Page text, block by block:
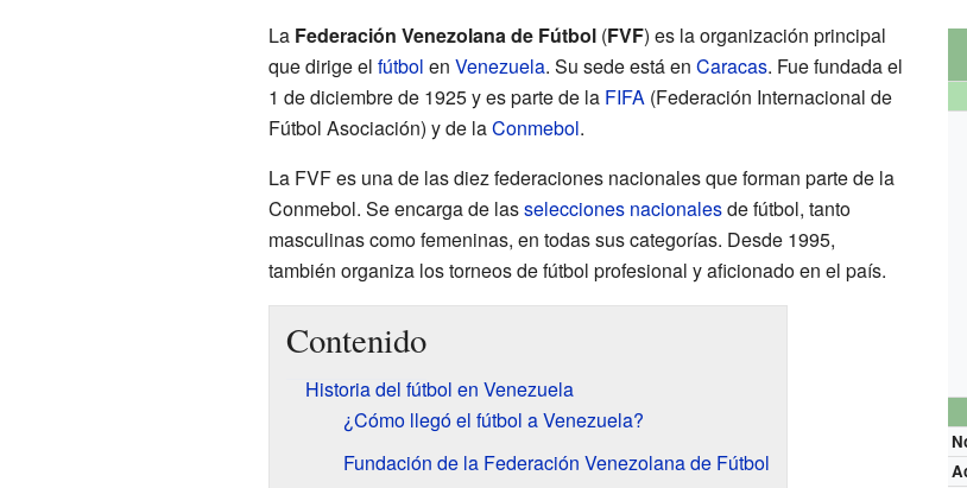
La Federación Venezolana de Fútbol(FVF) es la organización principal
que dirige el fútbol en Venezuela. Su sede está en Caracas. Fue fundada el
1 de diciembre de 1925 y es parte de la FIFA(Federación Internacional de
Fútbol Asociación) y de laConmebol.
La FVF es una de las diez federaciones nacionales que forman parte de la
Conmebol. Se encarga de lasselecciones nacionalesde fútbol, tanto
masculinas como femeninas, en todas sus categorías. Desde 1995,
también organiza los torneos de fútbol profesional y aficionado en el país.
Contenido
Historia del fútbol en Venezuela
¿Cómo llegó el fútbol a Venezuela?
Fundación de la Federación Venezolana de Fútbol